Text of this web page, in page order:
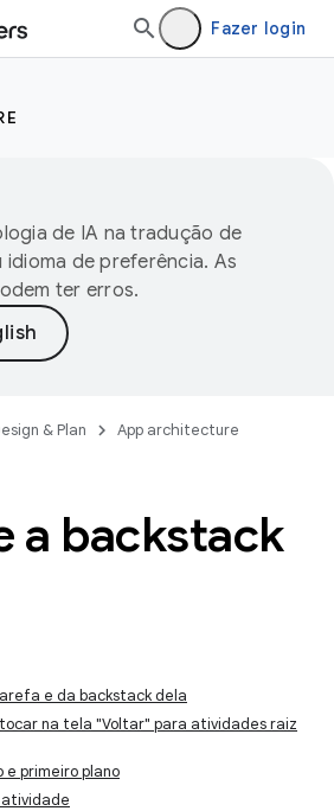
Fazer login
de IA na tradução de
de preferência. As
ter erros.
& Plan App architecture
a backstack
e da backstack dela
na tela "Voltar" para atividades raiz
e primeiro plano